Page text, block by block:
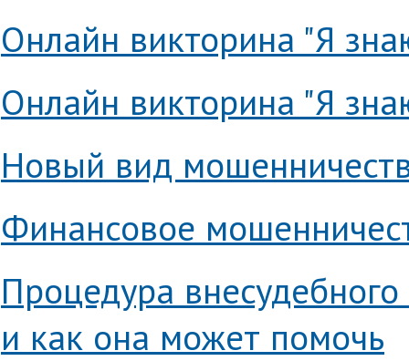
Онлайн викторина "Я
Онлайн викторина "Я
Новый вид
Финансовое
Процедура
и как она может помочь